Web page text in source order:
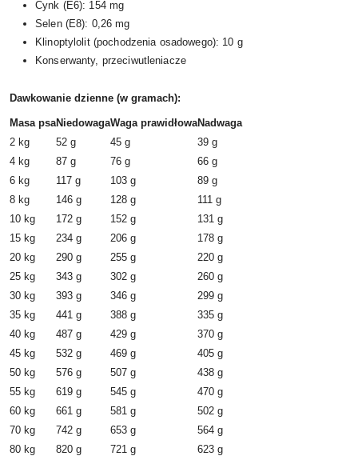
Cynk (E6): 154 mg
Selen (E8): 0,26 mg
Klinoptylolit (pochodzenia osadowego): 10 g
Konserwanty, przeciwutleniacze
Dawkowanie dzienne (w gramach):
Masa psaNiedowagaWaga prawidłowaNadwaga
2 kg
52 g 45 g
39 g
4 kg
87 g 76 g
66 g
6 kg
117 g 103 g
89 g
8 kg
146 g 128 g
111 g
10 kg
172 g 152 g
131 g
15 kg
234 g 206 g
178 g
20 kg
290 g 255 g
220 g
25 kg
343 g 302 g
260 g
30 kg
393 g 346 g
299 g
35 kg
441 g 388 g
335 g
40 kg
487 g 429 g
370 g
45 kg
532 g 469 g
405 g
50 kg
576 g 507 g
438 g
55 kg
619 g 545 g
470 g
60 kg
661 g 581 g
502 g
70 kg
742 g 653 g
564 g
80 kg
820 g 721 g 623 g